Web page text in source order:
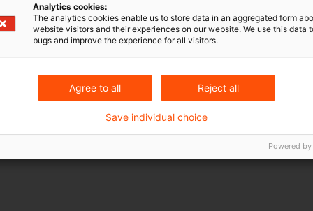
in den Fällen, in denen beispielsweise eine
neue Möglichkeiten der Argumentationgegenüber
Lichte der gesetzlichen Vorgaben sollten
auf einwandfreien Rechnungen bestehen.
Einschätzung unserer Steuerexperten hierzu lesen
–Ausgabe 1 , Januar 2019.
Analytics cookies:
The analytics cookies enable us to store data in an aggregated form
website visitors and their experiences on our website. We use this data
bugs and improve the experience for all visitors.
Agree to all Reject all
Save individual choice
Powered by